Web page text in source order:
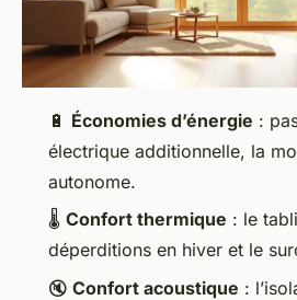
🔋 Économies d’énergie :
électrique additionnelle, la
autonome.
🌡️ Confort thermique : le
déperditions en hiver et le
🔇 Confort acoustique :